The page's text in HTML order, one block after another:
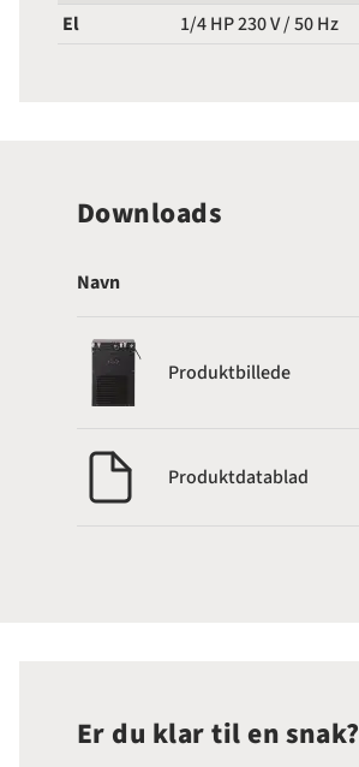
El
1/4 HP 230 V / 50 Hz
Downloads
Navn
Produktbillede
Produktdatablad
Er du klar til en snak?